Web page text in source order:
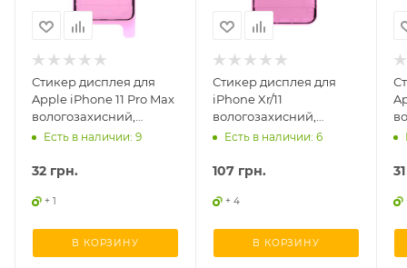
Стикер дисплея для
Apple iPhone 11 Pro Max
вологозахисний,
оригінал
Есть в наличии: 9
32 грн.
+ 1
В КОРЗИНУ
Стикер дисплея для
iPhone Xr/11
вологозахисний,
оригінал
Есть в наличии: 6
107 грн.
+ 4
В КОРЗИНУ
31